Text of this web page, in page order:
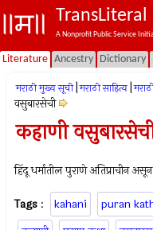
TransLiteral
A Nonprofit Public Service
Literature Ancestry Dictionary
मराठी मुख्य सूची मराठी साहित्य
वसुबारसेची
कहाणी
हिंदू धर्मातील पुराणे अतिप्राचीन
Tags : kahani puran